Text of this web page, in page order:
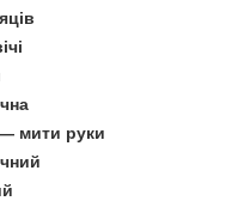
мити руки